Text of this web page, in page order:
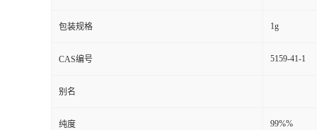
包装规格 1g
CAS编号 5159-41-1
别名
纯度 99%%